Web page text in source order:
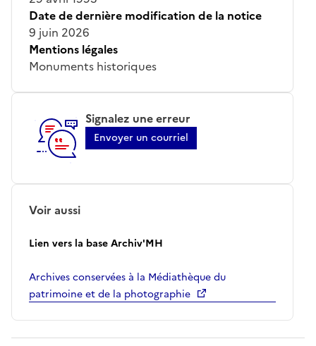
Date de dernière modification de la notice
9 juin 2026
Mentions légales
Monuments historiques
Signalez une erreur
Envoyer un courriel
Voir aussi
Lien vers la base Archiv'MH
Archives conservées à la Médiathèque du
patrimoine et de la photographie